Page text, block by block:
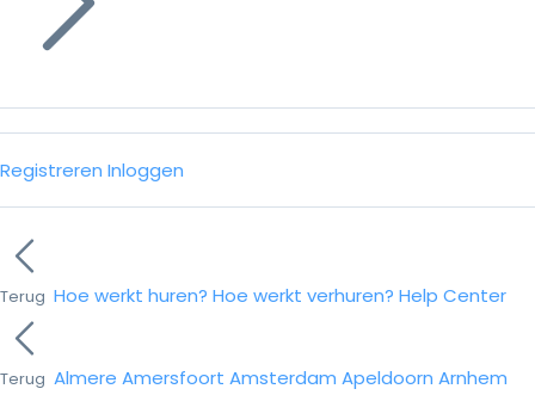
Registreren Inloggen
Terug Hoe werkt huren? Hoe werkt verhuren? Help Center
Terug Almere Amersfoort Amsterdam Apeldoorn Arnhem